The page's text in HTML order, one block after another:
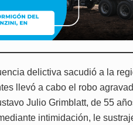
delictiva sacudió a la
llevó a cabo el robo
Julio Grimblatt, de 55
intimidación, le